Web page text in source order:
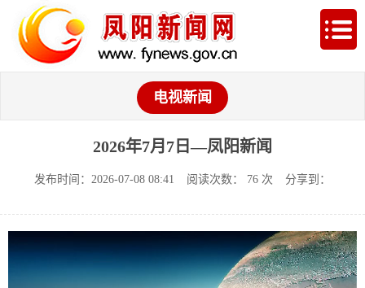
电视新闻
2026年7月7日—凤阳新闻
发布时间：2026-07-08 08:41 阅读次数： 76 次 分享到：